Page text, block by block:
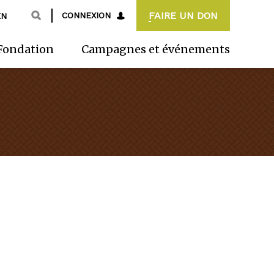
CONNEXION FAIRE UN DON
Campagnes et événements